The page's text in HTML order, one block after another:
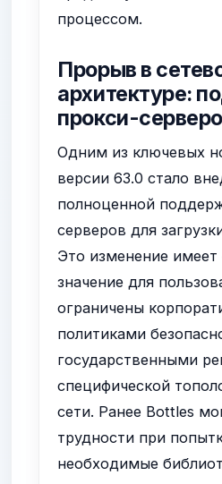
процессом.
Прорыв в
архитектуре:
прокси-
Одним из ключевых
версии 63.0 стало
полноценной
серверов для
Это изменение имеет
значение для
ограничены
политиками
государственными
специфической
сети. Ранее Bottles
трудности при
необходимые